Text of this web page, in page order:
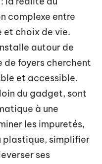
complexe entre
choix de vie.
autour de
de foyers cherchent
et accessible.
du gadget, sont
à une
les impuretés,
plastique, simplifier
ses